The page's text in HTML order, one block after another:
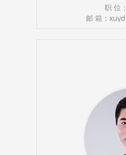
职 位
邮 箱：